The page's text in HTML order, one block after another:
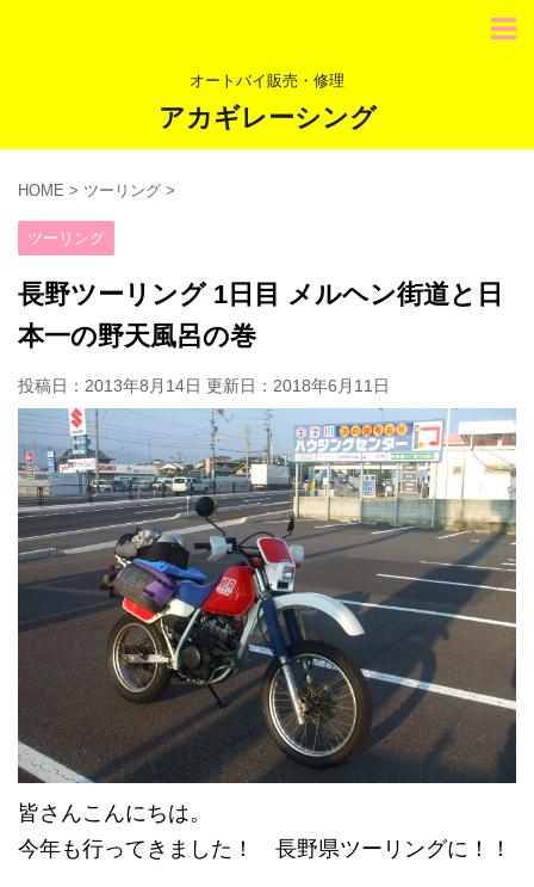
オートバイ販売・修理
アカギレーシング
HOME > ツーリング >
ツーリング
長野ツーリング 1日目 メルヘン街道と日
本一の野天風呂の巻
投稿日：2013年8月14日 更新日： 2018年6月11日
皆さんこんにちは。
今年も行ってきました！ 長野県ツーリングに！！